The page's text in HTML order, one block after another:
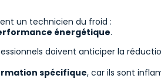
un technicien du froid :
énergétique.
doivent anticiper la
spécifique, car ils sont